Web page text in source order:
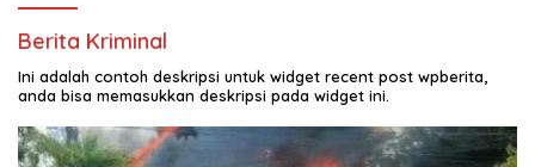
Berita Kriminal
Ini adalah contoh deskripsi untuk widget recent post wpberita,
anda bisa memasukkan deskripsi pada widget ini.